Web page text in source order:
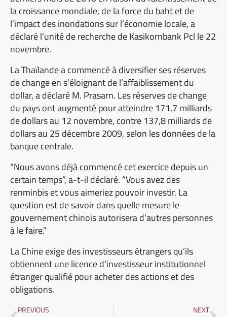
la croissance mondiale, de la force du baht et de
l’impact des inondations sur l’économie locale, a
déclaré l’unité de recherche de Kasikornbank Pcl le 22
novembre.
La Thaïlande a commencé à diversifier ses réserves
de change en s’éloignant de l’affaiblissement du
dollar, a déclaré M. Prasarn. Les réserves de change
du pays ont augmenté pour atteindre 171,7 milliards
de dollars au 12 novembre, contre 137,8 milliards de
dollars au 25 décembre 2009, selon les données de la
banque centrale.
“Nous avons déjà commencé cet exercice depuis un
certain temps”, a-t-il déclaré. “Vous avez des
renminbis et vous aimeriez pouvoir investir. La
question est de savoir dans quelle mesure le
gouvernement chinois autorisera d’autres personnes
à le faire.”
La Chine exige des investisseurs étrangers qu’ils
obtiennent une licence d’investisseur institutionnel
étranger qualifié pour acheter des actions et des
obligations.
PREVIOUS NEXT